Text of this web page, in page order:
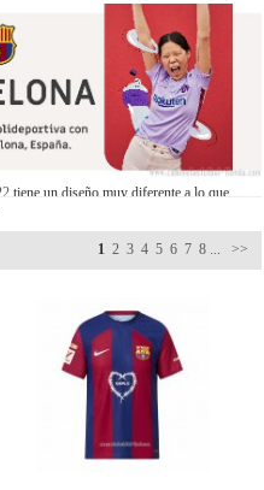
tiene un diseño muy diferente a lo que
por la zona del pecho, que tiene,
rojas, que representan la Senyera
Barcelona
que representa la diversidad de género y
“malva”.Camiseta Barcelona 2022 de
vivos). Son tres franjas azules y dos
cinco barrios de la ciudad de Barcelona,
en diseños reinterpretados por jóvenes
1 2 3 4 5 6 7 8 ... >>